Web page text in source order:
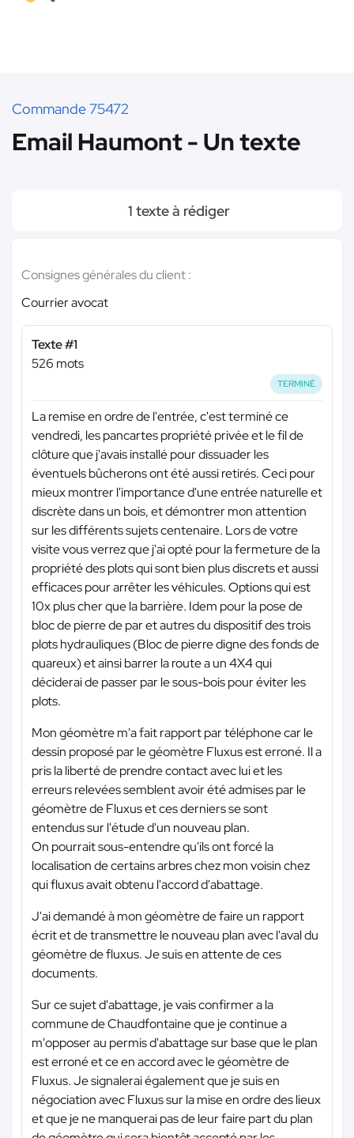
Commande 75472
Email Haumont - Un texte
1 texte à rédiger
Consignes générales du client :
Courrier avocat
Texte #1
526 mots
TERMINÉ
La remise en ordre de l'entrée, c'est terminé ce
vendredi, les pancartes propriété privée et le fil de
clôture que j'avais installé pour dissuader les
éventuels bûcherons ont été aussi retirés. Ceci pour
mieux montrer l'importance d'une entrée naturelle et
discrète dans un bois, et démontrer mon attention
sur les différents sujets centenaire. Lors de votre
visite vous verrez que j'ai opté pour la fermeture de la
propriété des plots qui sont bien plus discrets et aussi
efficaces pour arrêter les véhicules. Options qui est
10x plus cher que la barrière. Idem pour la pose de
bloc de pierre de par et autres du dispositif des trois
plots hydrauliques (Bloc de pierre digne des fonds de
quareux) et ainsi barrer la route a un 4X4 qui
déciderai de passer par le sous-bois pour éviter les
plots.
Mon géomètre m'a fait rapport par téléphone car le
dessin proposé par le géomètre Fluxus est erroné. Il a
pris la liberté de prendre contact avec lui et les
erreurs relevées semblent avoir été admises par le
géomètre de Fluxus et ces derniers se sont
entendus sur l'étude d'un nouveau plan.
On pourrait sous-entendre qu'ils ont forcé la
localisation de certains arbres chez mon voisin chez
qui fluxus avait obtenu l'accord d'abattage.
J'ai demandé à mon géomètre de faire un rapport
écrit et de transmettre le nouveau plan avec l'aval du
géomètre de fluxus. Je suis en attente de ces
documents.
Sur ce sujet d'abattage, je vais confirmer a la
commune de Chaudfontaine que je continue a
m'opposer au permis d'abattage sur base que le plan
est erroné et ce en accord avec le géomètre de
Fluxus. Je signalerai également que je suis en
négociation avec Fluxus sur la mise en ordre des lieux
et que je ne manquerai pas de leur faire part du plan